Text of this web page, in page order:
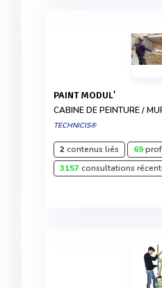
PAINT MODUL'
CABINE DE PEINTURE /
TECHNICIS®
2contenus liés 69
3157consultations